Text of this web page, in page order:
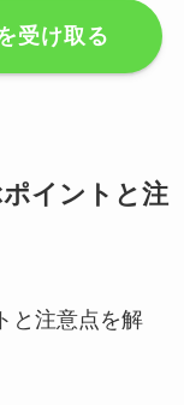
受け取る
イントと注
と注意点を解